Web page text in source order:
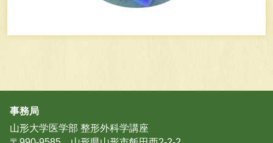
事務局
山形大学医学部 整形外科学講座